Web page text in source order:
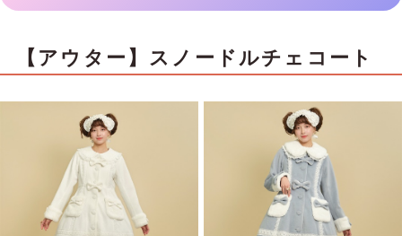
【アウター】スノードルチェコート